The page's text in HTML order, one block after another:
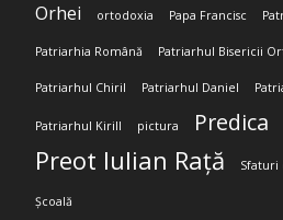
Orhei ortodoxia Papa Francisc
Patriarhia Română Patriarhul Bisericii
Patriarhul Chiril Patriarhul Daniel
Patriarhul Kirill pictura Predica
Preot Iulian Rață Sfaturi
Școală